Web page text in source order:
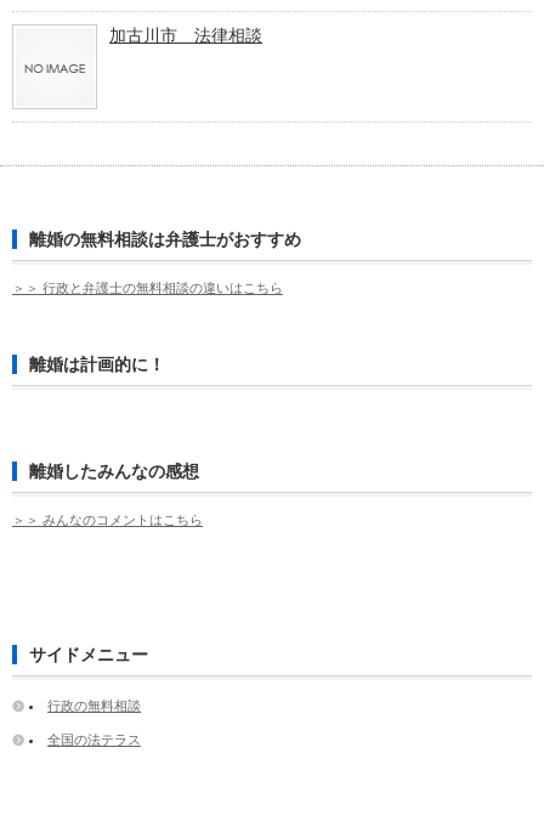
加古川市 法律相談
離婚の無料相談は弁護士がおすすめ
＞＞ 行政と弁護士の無料相談の違いはこちら
離婚は計画的に！
離婚したみんなの感想
＞＞ みんなのコメントはこちら
サイドメニュー
行政の無料相談
全国の法テラス